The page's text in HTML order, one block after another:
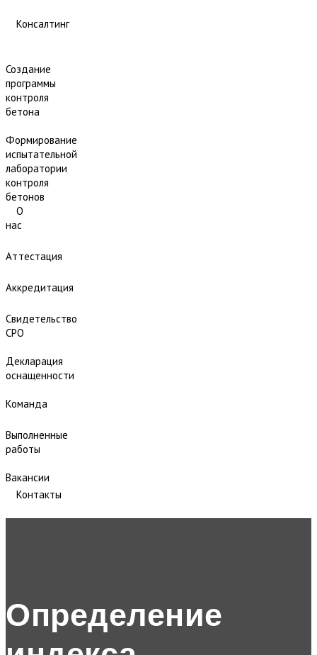
Консалтинг
Создание
программы
контроля
бетона
Формирование
испытательной
лаборатории
контроля
бетонов
О
нас
Аттестация
Аккредитация
Свидетельство
СРО
Декларация
оснащенности
Команда
Выполненные
работы
Вакансии
Контакты
Определение